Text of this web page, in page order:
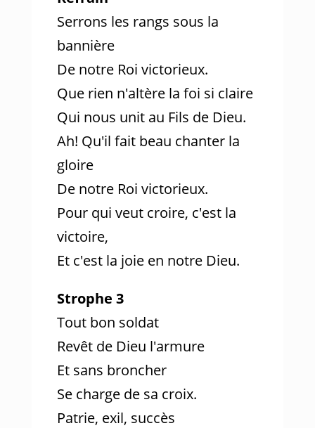
Serrons les rangs sous la
bannière
De notre Roi victorieux.
Que rien n'altère la foi si claire
Qui nous unit au Fils de Dieu.
Ah! Qu'il fait beau chanter la
gloire
De notre Roi victorieux.
Pour qui veut croire, c'est la
victoire,
Et c'est la joie en notre Dieu.
Strophe 3
Tout bon soldat
Revêt de Dieu l'armure
Et sans broncher
Se charge de sa croix.
Patrie, exil, succès